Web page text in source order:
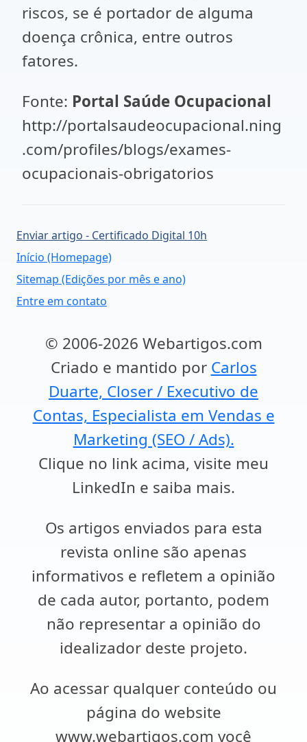
riscos, se é portador de alguma
doença crônica, entre outros
fatores.
Fonte: Portal Saúde Ocupacional
http://portalsaudeocupacional.ning
.com/profiles/blogs/exames-
ocupacionais-obrigatorios
Enviar artigo - Certificado Digital 10h
Início (Homepage)
Sitemap (Edições por mês e ano)
Entre em contato
© 2006-2026 Webartigos.com
Criado e mantido por Carlos
Duarte, Closer / Executivo de
Contas, Especialista em Vendas e
Marketing (SEO / Ads).
Clique no link acima, visite meu
LinkedIn e saiba mais.
Os artigos enviados para esta
revista online são apenas
informativos e refletem a opinião
de cada autor, portanto, podem
não representar a opinião do
idealizador deste projeto.
Ao acessar qualquer conteúdo ou
página do website
www.webartigos.com você